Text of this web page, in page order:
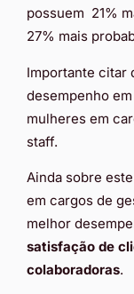
possuem 21%
27% mais
Importante citar
desempenho
mulheres em
staff.
Ainda sobre
em cargos de
melhor
satisfação de
colaboradoras.